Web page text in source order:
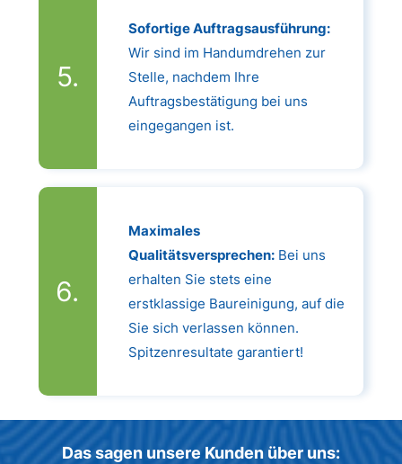
Sofortige Auftragsausführung:
Wir sind im Handumdrehen zur
Stelle, nachdem Ihre
Auftragsbestätigung bei uns
eingegangen ist.
Maximales
Qualitätsversprechen:Bei uns
erhalten Sie stets eine
erstklassige Baureinigung, auf die
Sie sich verlassen können.
Spitzenresultate garantiert!
Das sagen unsere Kunden über uns: